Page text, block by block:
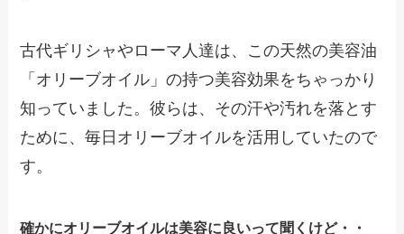
古代ギリシャやローマ人達は、この天然の美容油
「オリーブオイル」の持つ美容効果をちゃっかり
知っていました。彼らは、その汗や汚れを落とす
ために、毎日オリーブオイルを活用していたので
す。
確かにオリーブオイルは美容に良いって聞くけど・・